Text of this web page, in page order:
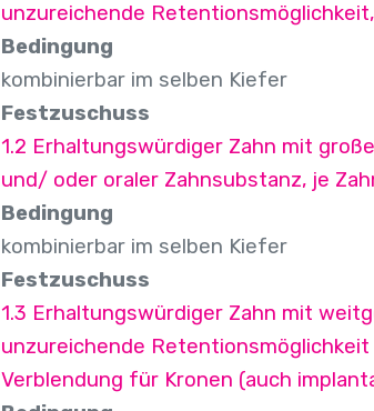
unzureichende
Bedingung
kombinierbar im selben Kiefer
Festzuschuss
1.2 Erhaltungswürdiger Zahn mit
und/ oder oraler Zahnsubstanz, je
Bedingung
kombinierbar im selben Kiefer
Festzuschuss
1.3 Erhaltungswürdiger Zahn mit
unzureichende
Verblendung für Kronen (auch